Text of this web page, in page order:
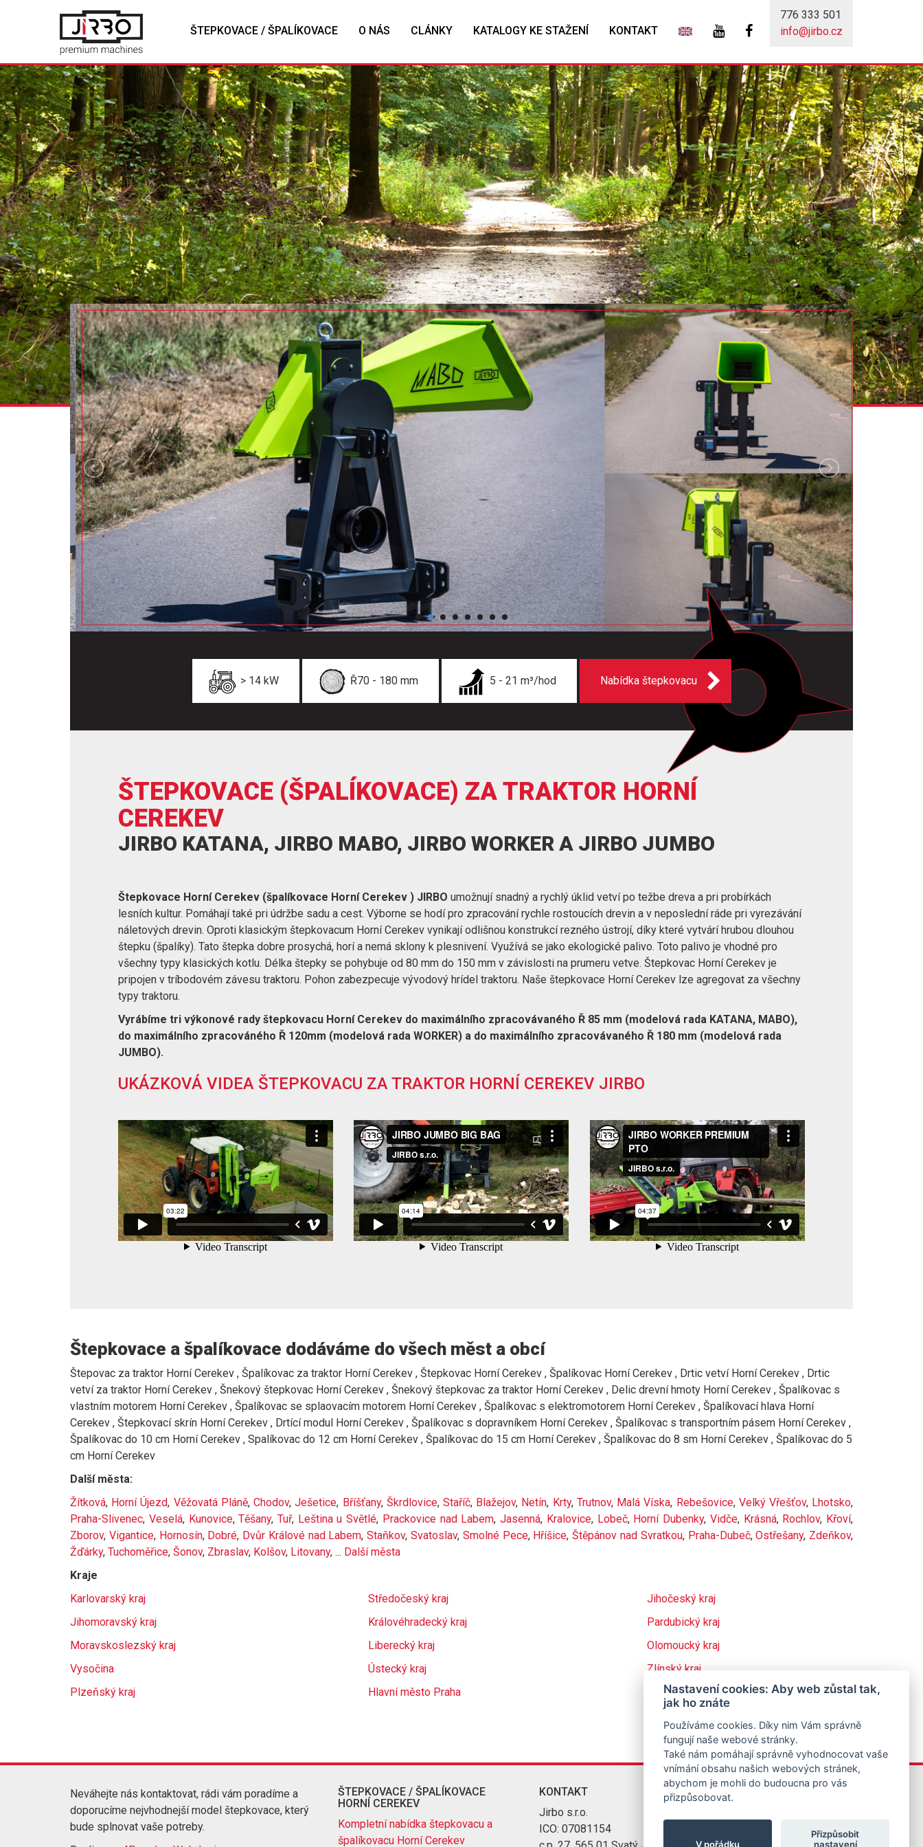
776 333 501
info@jirbo.cz
ŠTEPKOVACE / ŠPALÍKOVACE O NÁS CLÁNKY KATALOGY KE STAŽENÍ KONTAKT
> 14 kW Ř70 - 180 mm 5 - 21 m³/hod Nabídka štepkovacu
ŠTEPKOVACE (ŠPALÍKOVACE) ZA TRAKTOR HORNÍ
CEREKEV
JIRBO KATANA, JIRBO MABO, JIRBO WORKER A JIRBO JUMBO
Štepkovace Horní Cerekev (špalíkovace Horní Cerekev ) JIRBO umožnují snadný a rychlý úklid vetví po težbe dreva a pri probírkách
lesních kultur. Pomáhají také pri údržbe sadu a cest. Výborne se hodí pro zpracování rychle rostoucích drevin a v neposlední ráde pri vyrezávání
náletových drevin. Oproti klasickým štepkovacum Horní Cerekev vynikají odlišnou konstrukcí rezného ústrojí, díky které vytvárí hrubou dlouhou
štepku (špalíky). Tato štepka dobre prosychá, horí a nemá sklony k plesnivení. Využívá se jako ekologické palivo. Toto palivo je vhodné pro
všechny typy klasických kotlu. Délka štepky se pohybuje od 80 mm do 150 mm v závislosti na prumeru vetve. Štepkovac Horní Cerekev je
pripojen v tríbodovém závesu traktoru. Pohon zabezpecuje vývodový hrídel traktoru. Naše štepkovace Horní Cerekev lze agregovat za všechny
typy traktoru.
Vyrábíme tri výkonové rady štepkovacu Horní Cerekev do maximálního zpracovávaného Ř 85 mm (modelová rada KATANA, MABO),
do maximálního zpracováného Ř 120mm (modelová rada WORKER) a do maximálního zpracovávaného Ř 180 mm (modelová rada
JUMBO).
UKÁZKOVÁ VIDEA ŠTEPKOVACU ZA TRAKTOR HORNÍ CEREKEV JIRBO
Štepkovace a špalíkovace dodáváme do všech měst a obcí
Štepovac za traktor Horní Cerekev , Špalíkovac za traktor Horní Cerekev , Štepkovac Horní Cerekev , Špalíkovac Horní Cerekev , Drtic vetví Horní Cerekev , Drtic
vetví za traktor Horní Cerekev , Šnekový štepkovac Horní Cerekev , Šnekový štepkovac za traktor Horní Cerekev , Delic drevní hmoty Horní Cerekev , Špalíkovac s
vlastním motorem Horní Cerekev , Špalíkovac se splaovacím motorem Horní Cerekev , Špalíkovac s elektromotorem Horní Cerekev , Špalíkovací hlava Horní
Cerekev , Štepkovací skrín Horní Cerekev , Drtící modul Horní Cerekev , Špalíkovac s dopravníkem Horní Cerekev , Špalíkovac s transportním pásem Horní Cerekev ,
Špalíkovac do 10 cm Horní Cerekev , Spalíkovac do 12 cm Horní Cerekev , Špalíkovac do 15 cm Horní Cerekev , Špalíkovac do 8 sm Horní Cerekev , Špalíkovac do 5
cm Horní Cerekev
Další města:
Žítková, Horní Újezd, Věžovatá Pláně,Chodov,Ješetice, Bříšťany, Škrdlovice, Staříč, Blažejov, Netín, Krty, Trutnov, Malá Víska, Rebešovice, Velký Vřešťov, Lhotsko,
Praha-Slivenec, Veselá, Kunovice,Těšany, Tuř, Leština u Světlé, Prackovice nad Labem,Jasenná, Kralovice, Lobeč, Horní Dubenky, Vidče, Krásná, Rochlov, Křoví,
Zborov, Vigantice, Hornosín, Dobré, Dvůr Králové nad Labem,Staňkov,Svatoslav, Smolné Pece, Hříšice,Štěpánov nad Svratkou, Praha-Dubeč,Ostřešany, Zdeňkov,
Žďárky, Tuchoměřice, Šonov, Zbraslav, Kolšov, Litovany, ... Další města
Kraje
Karlovarský kraj
Středočeský kraj
Jihočeský kraj
Jihomoravský kraj
Královéhradecký kraj
Pardubický kraj
Moravskoslezský kraj
Liberecký kraj
Olomoucký kraj
Vysočina
Ústecký kraj
Zlínský kraj
Plzeňský kraj
Hlavní město Praha
Neváhejte nás kontaktovat, rádi vám poradíme a
doporucíme nejvhodnejší model štepkovace, který
bude splnovat vaše potreby.
ŠTEPKOVACE / ŠPALÍKOVACE
HORNÍ CEREKEV
Kompletní nabídka štepkovacu a
špalíkovacu Horní Cerekev
KONTAKT
Jirbo s.r.o.
ICO: 07081154
Nastavení cookies: Aby web zůstal tak,
jak ho znáte
Používáme cookies. Díky nim Vám správně
fungují naše webové stránky.
Také nám pomáhají správně vyhodnocovat vaše
vnímání obsahu našich webových stránek,
abychom je mohli do budoucna pro vás
přizpůsobovat.
V pořádku
Přizpůsobit
nastavení